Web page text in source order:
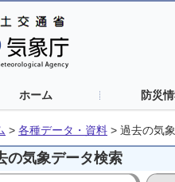
ホーム 防災
> 各種データ・資料 > 過去の気
の気象データ検索